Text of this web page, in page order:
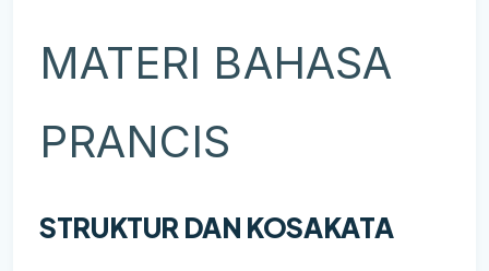
MATERI BAHASA
PRANCIS
STRUKTUR DAN KOSAKATA